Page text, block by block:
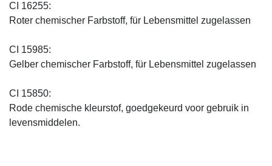
CI 16255:
Roter chemischer Farbstoff, für Lebensmittel zugelassen
CI 15985:
Gelber chemischer Farbstoff, für Lebensmittel zugelassen
CI 15850:
Rode chemische kleurstof, goedgekeurd voor gebruik in
levensmiddelen.